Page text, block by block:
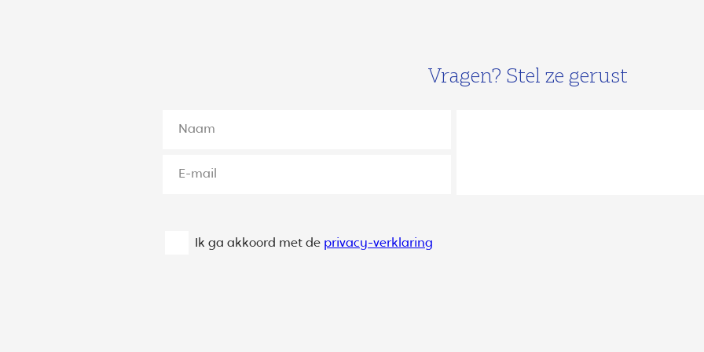
Vragen? Stel ze gerust
Ik ga akkoord met de privacy-verklaring